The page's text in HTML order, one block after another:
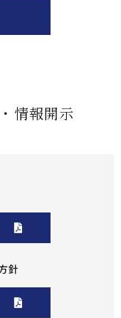
情報開示
針